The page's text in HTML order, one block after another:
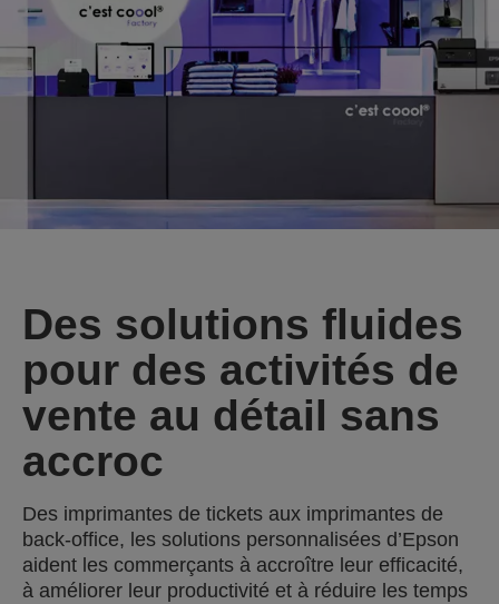
Des solutions fluides
pour des activités de
vente au détail sans
accroc
Des imprimantes de tickets aux imprimantes de
back-office, les solutions personnalisées d’Epson
aident les commerçants à accroître leur efficacité,
à améliorer leur productivité et à réduire les temps